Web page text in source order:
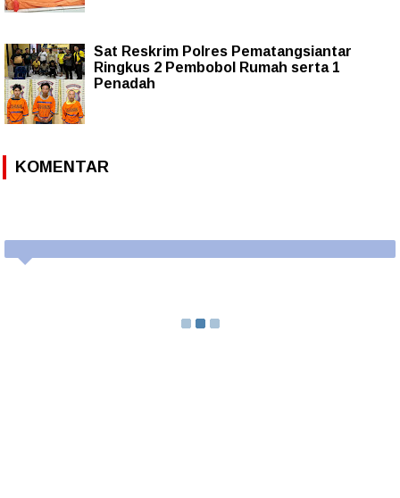
Sat Reskrim Polres Pematangsiantar
Ringkus 2 Pembobol Rumah serta 1
Penadah
KOMENTAR